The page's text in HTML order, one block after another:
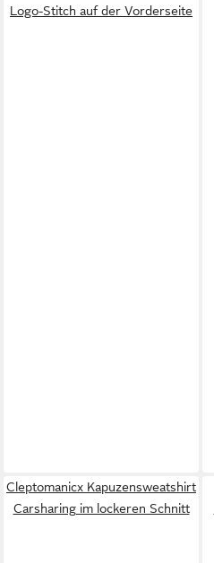
Logo-Stitch auf der Vorderseite
Cleptomanicx Kapuzensweatshirt
Carsharing im lockeren Schnitt